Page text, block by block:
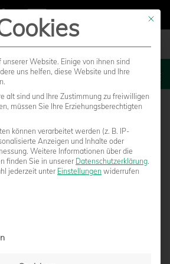
MENU
SCHLIESST AB F
Mit
Website. Einige von ihnen sind
uns helfen, diese Website und Ihre
alt sind und Ihre Zustimmung zu freiwilligen
müssen Sie Ihre Erziehungsberechtigten
können verarbeitet werden (z. B. IP-
Anzeigen und Inhalte oder
Weitere Informationen über die
finden Sie in unserer Datenschutzerklärung.
jederzeit unter Einstellungen widerrufen
Service-Gruppen, für die eine